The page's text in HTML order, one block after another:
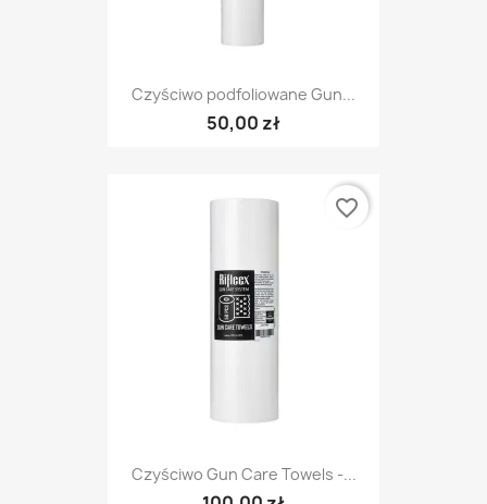
Czyściwo podfoliowane Gun...
50,00 zł
Czyściwo Gun Care Towels -...
favorite_border